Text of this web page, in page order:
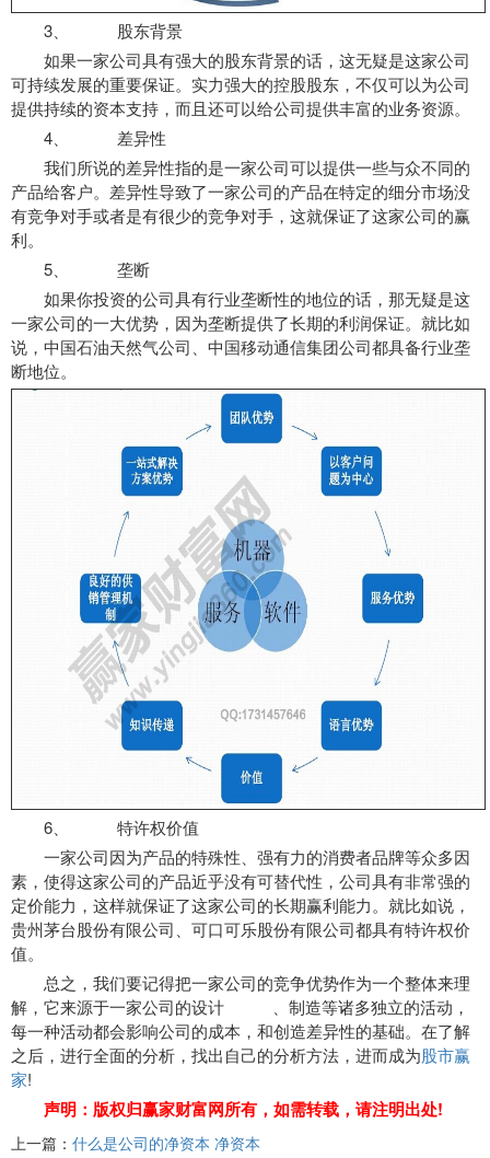
3、 股东背景
如果一家公司具有强大的股东背景的话，这无疑是这家公司
可持续发展的重要保证。实力强大的控股股东，不仅可以为公司
提供持续的资本支持，而且还可以给公司提供丰富的业务资源。
4、 差异性
我们所说的差异性指的是一家公司可以提供一些与众不同的
产品给客户。差异性导致了一家公司的产品在特定的细分市场没
有竞争对手或者是有很少的竞争对手，这就保证了这家公司的赢
利。
5、 垄断
如果你投资的公司具有行业垄断性的地位的话，那无疑是这
一家公司的一大优势，因为垄断提供了长期的利润保证。就比如
说，中国石油天然气公司、中国移动通信集团公司都具备行业垄
断地位。
6、 特许权价值
一家公司因为产品的特殊性、强有力的消费者品牌等众多因
素，使得这家公司的产品近乎没有可替代性，公司具有非常强的
定价能力，这样就保证了这家公司的长期赢利能力。就比如说，
贵州茅台股份有限公司、可口可乐股份有限公司都具有特许权价
值。
总之，我们要记得把一家公司的竞争优势作为一个整体来理
解，它来源于一家公司的设计 、制造等诸多独立的活动，
每一种活动都会影响公司的成本，和创造差异性的基础。在了解
之后，进行全面的分析，找出自己的分析方法，进而成为股市赢
家!
声明：版权归赢家财富网所有，如需转载，请注明出处!
上一篇： 什么是公司的净资本 净资本